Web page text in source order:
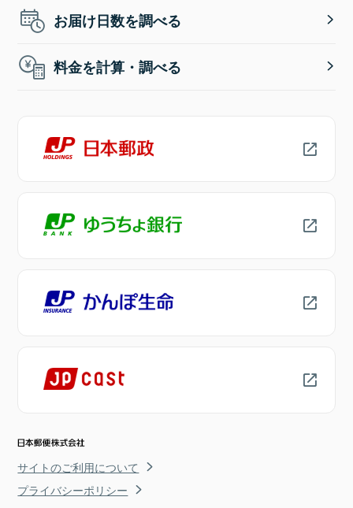
お届け日数を調べる
料金を計算・調べる
サイトのご利用について
プライバシーポリシー